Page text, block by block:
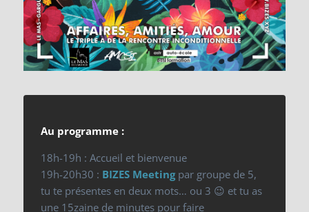
Au programme :
18h-19h : Accueil et bienvenue
19h-20h30 : BIZES Meetingpar groupe de 5,
tu te présentes en deux mots… ou 3 😉 et tu as
une 15zaine de minutes pour faire